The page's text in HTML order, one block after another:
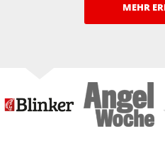
MEHR